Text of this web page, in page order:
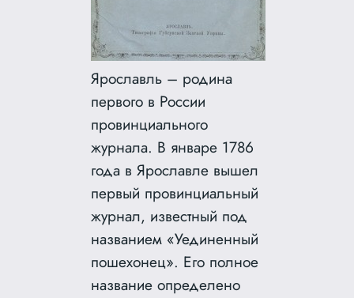
Ярославль – родина
первого в России
провинциального
журнала. В январе 1786
года в Ярославле вышел
первый провинциальный
журнал, известный под
названием «Уединенный
пошехонец». Его полное
название определено